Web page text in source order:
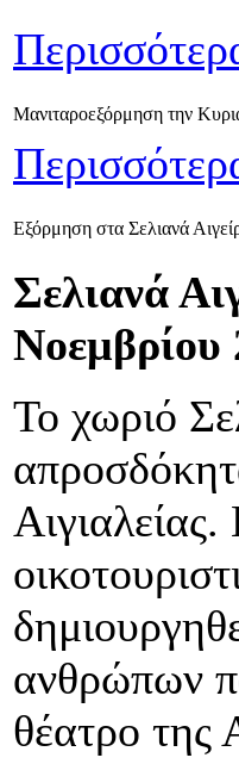
Μανιταροεξόρμηση την
Εξόρμηση στα Σελιανά
Σελιανά
Νοεμβρίου
Το χωριό
ανθρώπων
θέατρο της